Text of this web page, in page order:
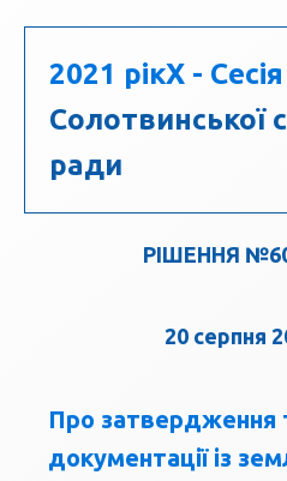
2021 рікX - Сесія
Солотвинської
ради
РІШЕННЯ
20 серпня
Про затвердження
документації із